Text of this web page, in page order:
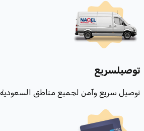
توصيلسريع
توصيل سريع وآمن لجميع مناطق السعودية